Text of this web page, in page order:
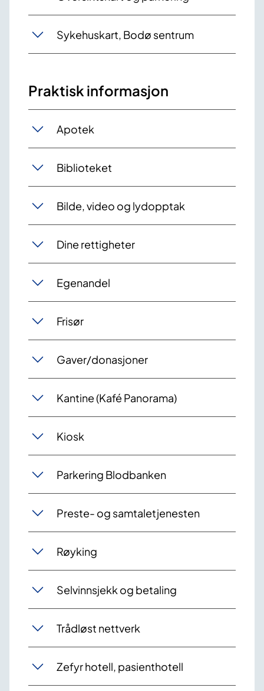
Sykehuskart, Bodø sentrum
Praktisk informasjon
Apotek
Biblioteket
Bilde, video og lydopptak
Dine rettigheter
Egenandel
Frisør
Gaver/donasjoner
Kantine (Kafé Panorama)
Kiosk
Parkering Blodbanken
Preste- og samtaletjenesten
Røyking
Selvinnsjekk og betaling
Trådløst nettverk
Zefyr hotell, pasienthotell